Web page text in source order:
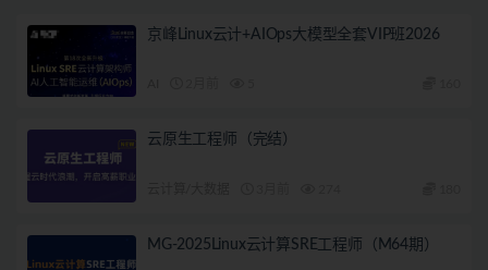
京峰Linux云计+AIOps大模型全套VIP班2026
云原生工程师（完结）
MG-2025Linux云计算SRE工程师（M64期）